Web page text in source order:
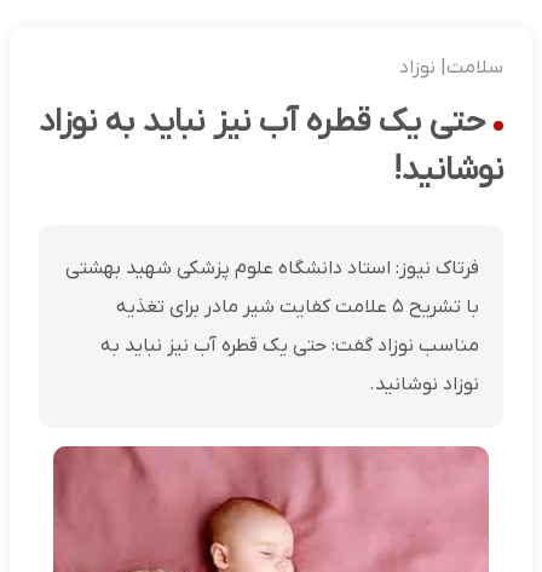
سلامت| نوزاد
حتی یک قطره آب نیز نباید به نوزاد
نوشانید!
فرتاک نیوز: استاد دانشگاه علوم پزشکی شهید بهشتی
با تشریح ۵ علامت کفایت شیر مادر برای تغذیه
مناسب نوزاد گفت: حتی یک قطره آب نیز نباید به
نوزاد نوشانید.